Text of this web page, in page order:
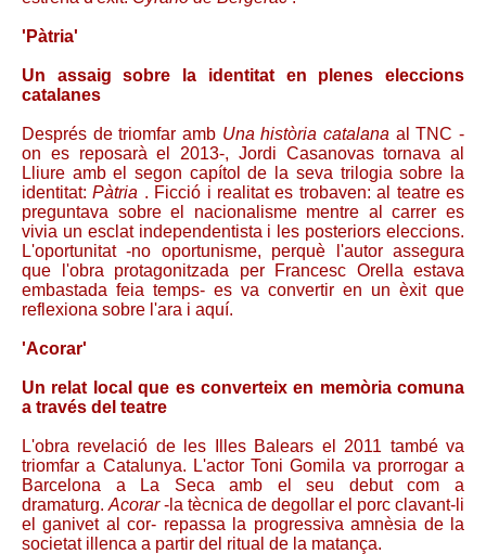
'Pàtria'
Un assaig sobre la identitat en plenes eleccions
catalanes
Després de triomfar amb Una història catalana al TNC -
on es reposarà el 2013-, Jordi Casanovas tornava al
Lliure amb el segon capítol de la seva trilogia sobre la
identitat:Pàtria . Ficció i realitat es trobaven: al teatre es
preguntava sobre el nacionalisme mentre al carrer es
vivia un esclat independentista i les posteriors eleccions.
L'oportunitat -no oportunisme, perquè l'autor assegura
que l'obra protagonitzada per Francesc Orella estava
embastada feia temps- es va convertir en un èxit que
reflexiona sobre l'ara i aquí.
'Acorar'
Un relat local que es converteix en memòria comuna
a través del teatre
L'obra revelació de les Illes Balears el 2011 també va
triomfar a Catalunya. L'actor Toni Gomila va prorrogar a
Barcelona a La Seca amb el seu debut com a
dramaturg. Acorar-la tècnica de degollar el porc clavant-li
el ganivet al cor- repassa la progressiva amnèsia de la
societat illenca a partir del ritual de la matança.